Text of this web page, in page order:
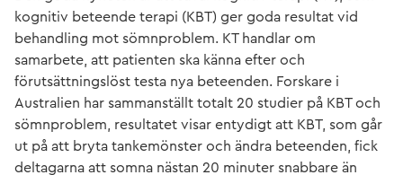
kognitiv beteende terapi (KBT) ger goda resultat vid
behandling mot sömnproblem. KT handlar om
samarbete, att patienten ska känna efter och
förutsättningslöst testa nya beteenden. Forskare i
Australien har sammanställt totalt 20 studier på KBT och
sömnproblem, resultatet visar entydigt att KBT, som går
ut på att bryta tankemönster och ändra beteenden, fick
deltagarna att somna nästan 20 minuter snabbare än